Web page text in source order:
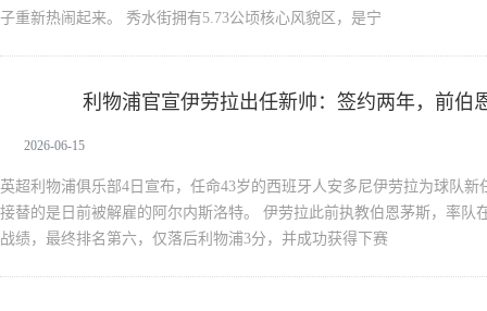
子重新热闹起来。 秀水街拥有5.73公顷核心风貌区，是宁
利物浦官宣伊劳拉出任新帅：签约两年，前伯
2026-06-15
英超利物浦俱乐部4日宣布，任命43岁的西班牙人安多尼伊劳拉为球队
接替的是日前被解雇的阿尔内斯洛特。 伊劳拉此前执教伯恩茅斯，率队
战绩，最终排名第六，仅落后利物浦3分，并成功获得下赛